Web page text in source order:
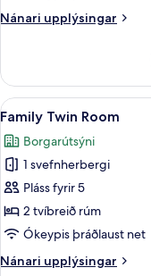
tvö
Nánari upplýsingar
Nánari
herbergi
fyrir
tvo,
rúm
Skoða
allar
myndir
fyrir
Family
Twin
Room
14
Family Twin Room
Borgarútsýni
1 svefnherbergi
Pláss fyrir 5
2 tvíbreið rúm
Ókeypis þráðlaust net
Nánari upplýsingar
Nánari